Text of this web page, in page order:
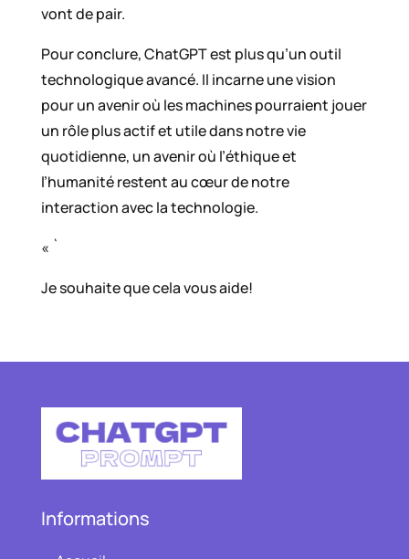
vont de pair.
Pour conclure, ChatGPT est plus qu’un outil
technologique avancé. Il incarne une vision
pour un avenir où les machines pourraient jouer
un rôle plus actif et utile dans notre vie
quotidienne, un avenir où l’éthique et
l’humanité restent au cœur de notre
interaction avec la technologie.
« `
Je souhaite que cela vous aide!
Informations